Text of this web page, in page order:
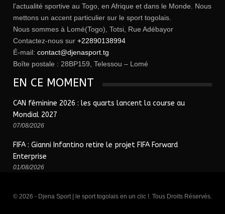
l’actualité sportive au Togo, en Afrique et dans le Monde. Nous
mettons un accent particulier sur le sport togolais.
Nous sommes à Lomé(Togo), Totsi, Rue Adébayor
Contactez-nous sur +22890138994
É-mail: contact@djenasport.tg
Boîte postale : 28BP159, Telessou – Lomé
EN CE MOMENT
CAN féminine 2026 : les quarts lancent la course au
Mondial 2027
07/08/2026
FIFA : Gianni Infantino retire le projet FIFA Forward
Enterprise
01/08/2026
© 2026 - Djena Sport | le sport togolais en un clic !. Tous Droits Réservés.